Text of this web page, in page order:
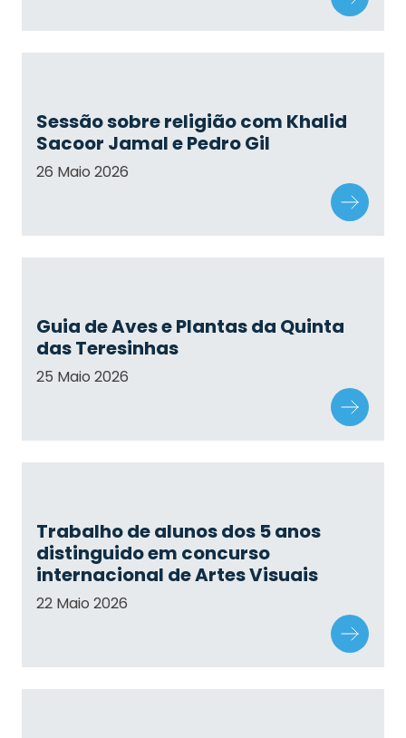
Sessão sobre religião com Khalid
Sacoor Jamal e Pedro Gil
26 Maio 2026
Guia de Aves e Plantas da Quinta
das Teresinhas
25 Maio 2026
Trabalho de alunos dos 5 anos
distinguido em concurso
internacional de Artes Visuais
22 Maio 2026